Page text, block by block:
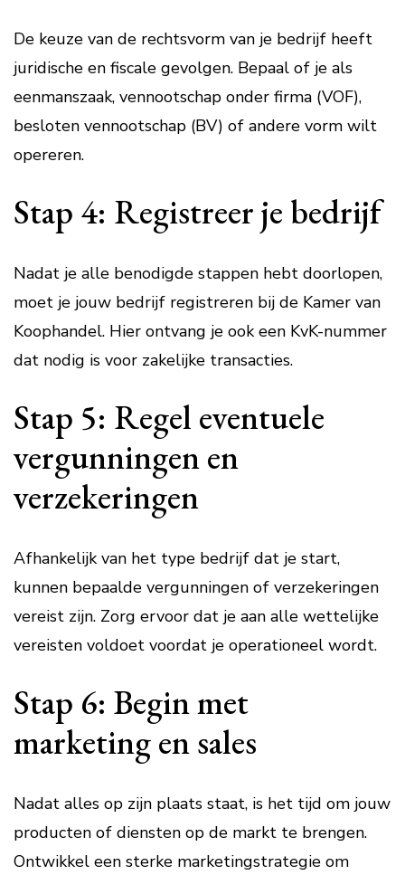
De keuze van de rechtsvorm van je bedrijf heeft
juridische en fiscale gevolgen. Bepaal of je als
eenmanszaak, vennootschap onder firma (VOF),
besloten vennootschap (BV) of andere vorm wilt
opereren.
Stap 4: Registreer je bedrijf
Nadat je alle benodigde stappen hebt doorlopen,
moet je jouw bedrijf registreren bij de Kamer van
Koophandel. Hier ontvang je ook een KvK-nummer
dat nodig is voor zakelijke transacties.
Stap 5: Regel eventuele
vergunningen en
verzekeringen
Afhankelijk van het type bedrijf dat je start,
kunnen bepaalde vergunningen of verzekeringen
vereist zijn. Zorg ervoor dat je aan alle wettelijke
vereisten voldoet voordat je operationeel wordt.
Stap 6: Begin met
marketing en sales
Nadat alles op zijn plaats staat, is het tijd om jouw
producten of diensten op de markt te brengen.
Ontwikkel een sterke marketingstrategie om